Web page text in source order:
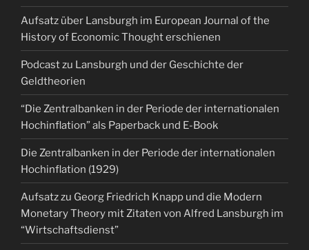
Aufsatz über Lansburgh im European Journal of the
History of Economic Thought erschienen
Podcast zu Lansburgh und der Geschichte der
Geldtheorien
“Die Zentralbanken in der Periode der internationalen
Hochinflation” als Paperback und E-Book
Die Zentralbanken in der Periode der internationalen
Hochinflation (1929)
Aufsatz zu Georg Friedrich Knapp und die Modern
Monetary Theory mit Zitaten von Alfred Lansburgh im
“Wirtschaftsdienst”